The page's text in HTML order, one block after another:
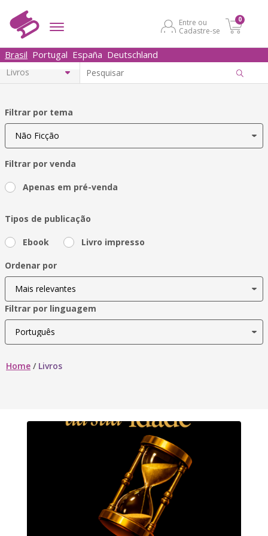
Entre ou
Cadastre-se
0
Brasil Portugal España Deutschland
Filtrar por tema
Filtrar por venda
Apenas em pré-venda
Tipos de publicação
Ebook Livro impresso
Ordenar por
Filtrar por linguagem
Home / Livros